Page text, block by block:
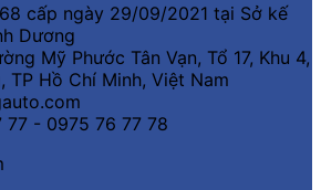
cấp ngày 29/09/2021 tại Sở kế
Dương
Mỹ Phước Tân Vạn, Tổ 17, Khu 4,
TP Hồ Chí Minh, Việt Nam
77 - 0975 76 77 78